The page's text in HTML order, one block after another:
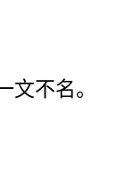
文不名。